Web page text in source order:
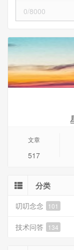
0/8000
文章
517
分类
叨叨念念 101
技术问答 134